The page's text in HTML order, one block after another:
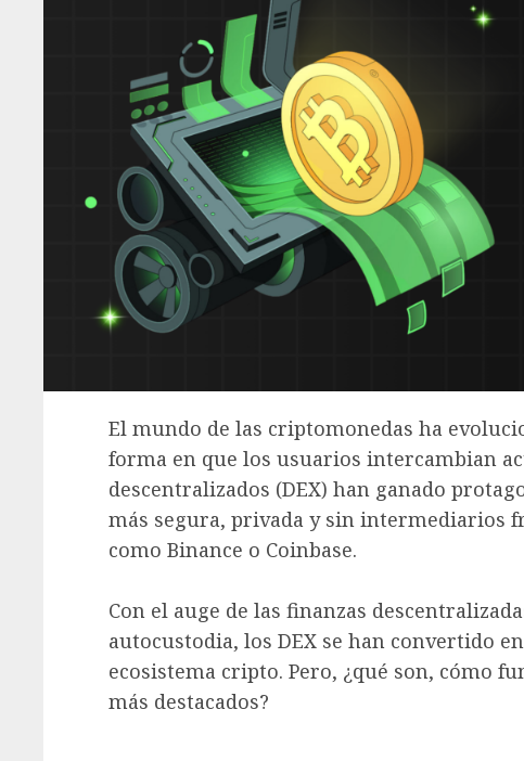
El mundo de las criptomonedas ha
forma en que los usuarios intercambian
descentralizados (DEX) han ganado
más segura, privada y sin intermediarios
como Binance o Coinbase.
Con el auge de las finanzas
autocustodia, los DEX se han convertido
ecosistema cripto. Pero, ¿qué son, cómo
más destacados?